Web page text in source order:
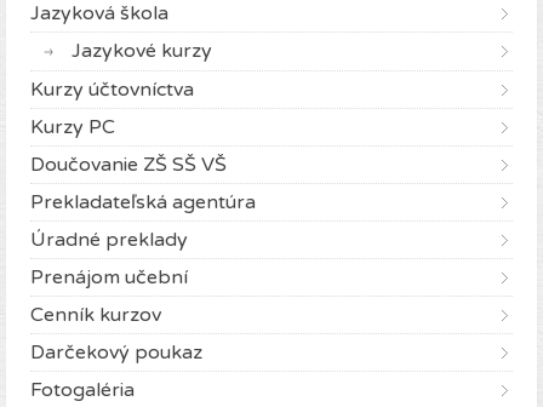
Jazyková škola
Jazykové kurzy
Kurzy účtovníctva
Kurzy PC
Doučovanie ZŠ SŠ VŠ
Prekladateľská agentúra
Úradné preklady
Prenájom učební
Cenník kurzov
Darčekový poukaz
Fotogaléria